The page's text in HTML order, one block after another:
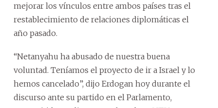
mejorar los vínculos entre ambos países tras el
restablecimiento de relaciones diplomáticas el
año pasado.
“Netanyahu ha abusado de nuestra buena
voluntad. Teníamos el proyecto de ir a Israel y lo
hemos cancelado”, dijo Erdogan hoy durante el
discurso ante su partido en el Parlamento,